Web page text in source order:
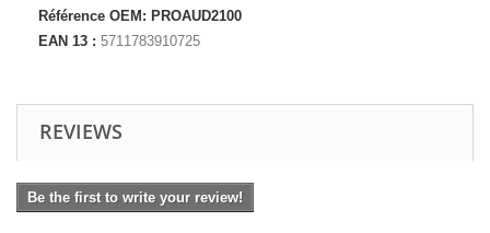
Référence OEM: PROAUD2100
EAN 13 : 5711783910725
REVIEWS
Be the first to write your review!